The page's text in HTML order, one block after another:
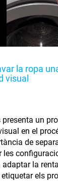
la ropa
visual
presenta un
en el
de
les
la
els